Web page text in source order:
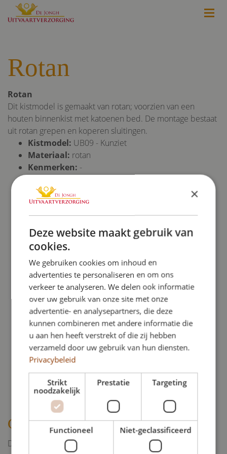
Rotan
Rotan
Dit kistmodel is gemaakt van rotan; voorzien van een
houten binnenkist met katoenen bed. De montage bestaat
uit rotan grepen en koperen sluitingen.
Kistmodel: UB09 - Kunziet
Materiaal: rotan
Kenmerken: -
Afmeting:
Gewicht:40 kg
Interieur:katoen
Contact
De Jongh uitvaartverzorging
×
Deze website maakt gebruik van
cookies.
We gebruiken cookies om inhoud en
advertenties te personaliseren en om ons
verkeer te analyseren. We delen ook informatie
over uw gebruik van onze site met onze
advertentie- en analysepartners, die deze
kunnen combineren met andere informatie die
u aan hen heeft verstrekt of die zij hebben
verzameld door uw gebruik van hun diensten.
Privacybeleid
Strikt
noodzakelijk
Prestatie Targeting
Functioneel Niet-geclassificeerd